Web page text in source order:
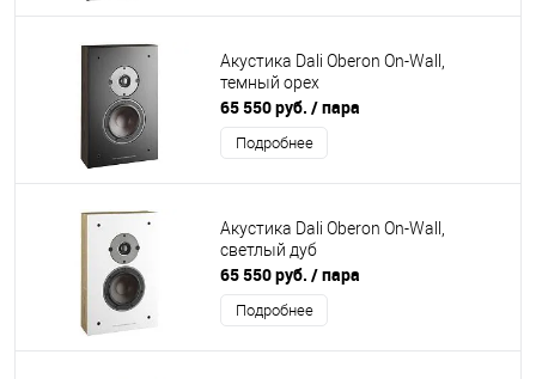
Акустика Dali Oberon On-Wall,
темный орех
65 550 руб. / пара
Подробнее
Акустика Dali Oberon On-Wall,
светлый дуб
65 550 руб. / пара
Подробнее